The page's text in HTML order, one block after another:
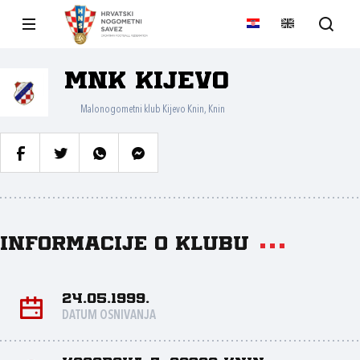
MNK Kijevo
Malonogometni klub Kijevo Knin, Knin
Informacije o klubu
24.05.1999.
DATUM OSNIVANJA